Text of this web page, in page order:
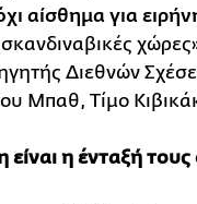
αίσθημα για
Διεθνών
Μπαθ, Τίμο
η ένταξή